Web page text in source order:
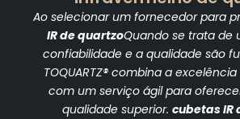
Ao selecionar um fornecedor para
IR de quartzoQuando se trata de
confiabilidade e a qualidade são
TOQUARTZ® combina a
com um serviço ágil para
qualidade superior. cubetas IR